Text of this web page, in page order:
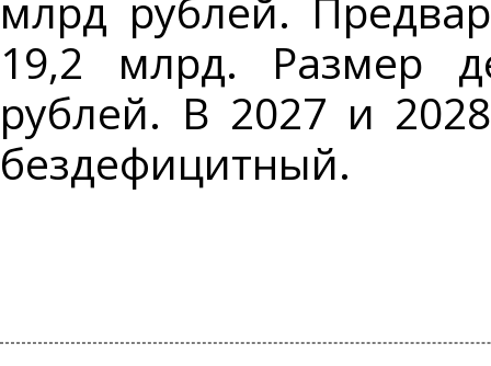
19,2 млрд. Размер
рублей. В 2027 и
бездефицитный.